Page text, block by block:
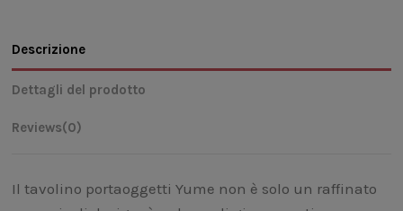
Descrizione
Dettagli del prodotto
Reviews(0)
Il tavolino portaoggetti Yume non è solo un raffinato